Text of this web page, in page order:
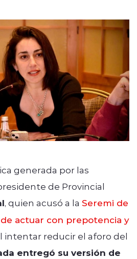
generada por las
de Provincial
, quien acusó a la Seremi de
actuar con prepotencia y
intentar reducir el aforo del
entregó su versión de